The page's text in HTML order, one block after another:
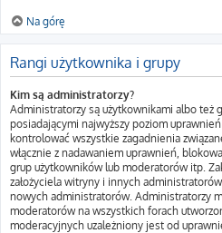
Na górę
Rangi użytkownika i grupy
Kim są administratorzy?
Administratorzy są użytkownikami albo też
posiadającymi najwyższy poziom
kontrolować wszystkie zagadnienia
włącznie z nadawaniem uprawnień,
grup użytkowników lub moderatorów itp.
założyciela witryny i innych
nowych administratorów. Administratorzy
moderatorów na wszystkich forach
moderacyjnych uzależniony jest od